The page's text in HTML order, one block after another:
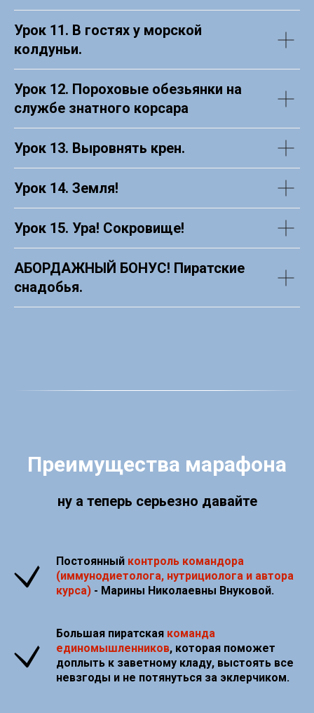
Урок 11. В гостях у морской
колдуньи.
Урок 12. Пороховые обезьянки на
службе знатного корсара
Урок 13. Выровнять крен.
Урок 14. Земля!
Урок 15. Ура! Сокровище!
АБОРДАЖНЫЙ БОНУС! Пиратские
снадобья.
Преимущества марафона
ну а теперь серьезно давайте
Постоянный контроль командора
(иммунодиетолога, нутрициолога и автора
курса) - Марины Николаевны Внуковой.
Большая пиратская команда
единомышленников, которая поможет
доплыть к заветному кладу, выстоять все
невзгоды и не потянуться за эклерчиком.